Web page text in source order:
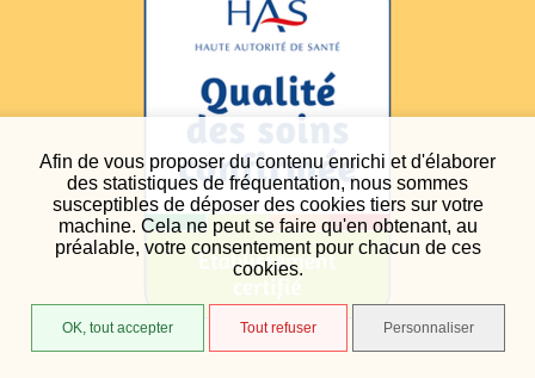
Afin de vous proposer du contenu enrichi et d'élaborer
des statistiques de fréquentation, nous sommes
susceptibles de déposer des cookies tiers sur votre
machine. Cela ne peut se faire qu'en obtenant, au
préalable, votre consentement pour chacun de ces
cookies.
OK, tout accepter Tout refuser Personnaliser